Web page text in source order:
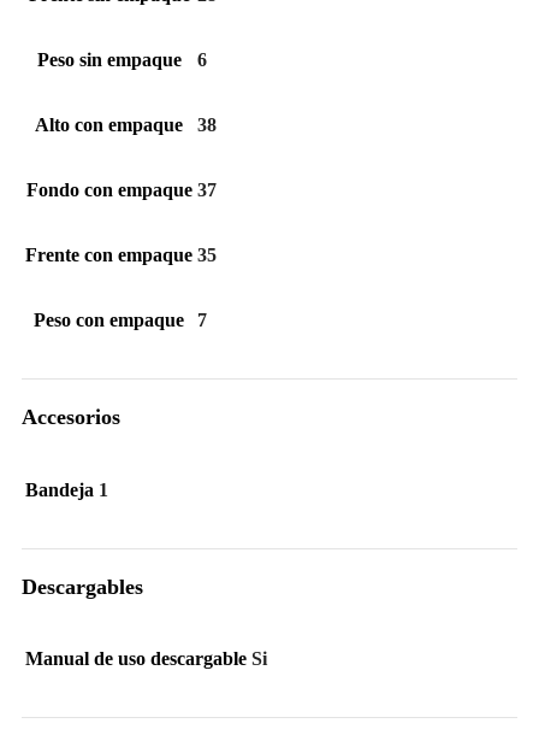
Peso sin empaque 6
Alto con empaque 38
Fondo con empaque 37
Frente con empaque 35
Peso con empaque 7
Accesorios
Bandeja 1
Descargables
Manual de uso descargable Si